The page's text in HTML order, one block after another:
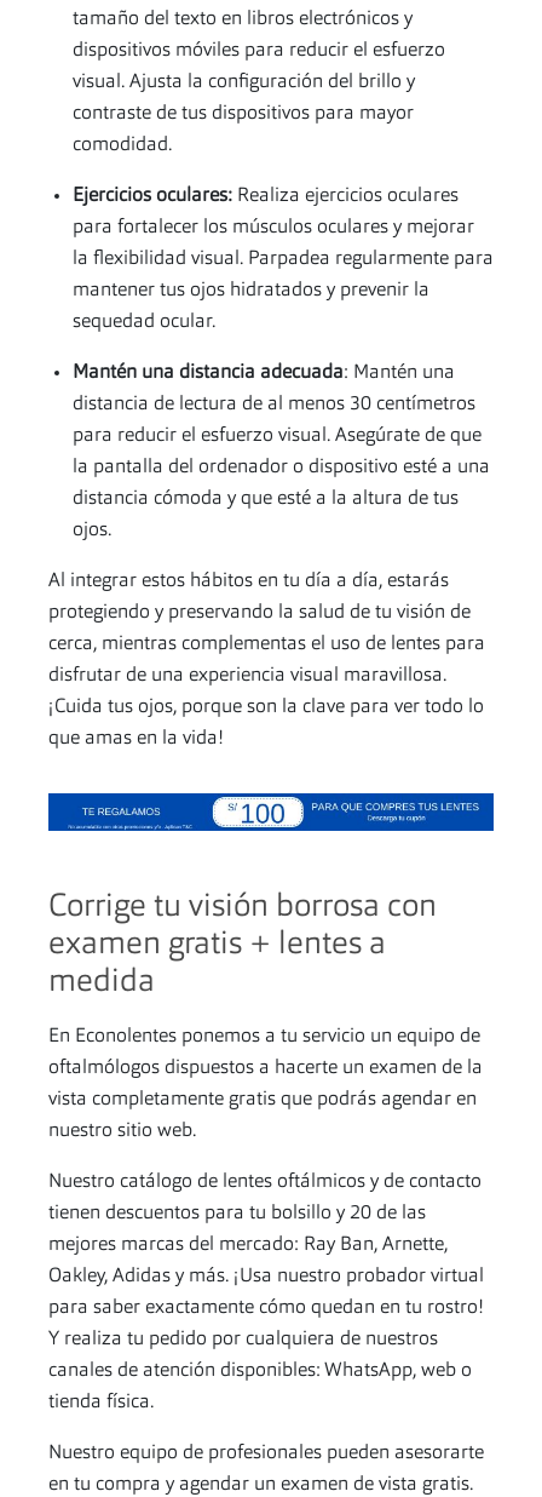
tamaño del texto en libros electrónicos y
dispositivos móviles para reducir el esfuerzo
visual. Ajusta la configuración del brillo y
contraste de tus dispositivos para mayor
comodidad.
Ejercicios oculares: Realiza ejercicios oculares
para fortalecer los músculos oculares y mejorar
la flexibilidad visual. Parpadea regularmente para
mantener tus ojos hidratados y prevenir la
sequedad ocular.
Mantén una distancia adecuada: Mantén una
distancia de lectura de al menos 30 centímetros
para reducir el esfuerzo visual. Asegúrate de que
la pantalla del ordenador o dispositivo esté a una
distancia cómoda y que esté a la altura de tus
ojos.
Al integrar estos hábitos en tu día a día, estarás
protegiendo y preservando la salud de tu visión de
cerca, mientras complementas el uso de lentes para
disfrutar de una experiencia visual maravillosa.
¡Cuida tus ojos, porque son la clave para ver todo lo
que amas en la vida!
Corrige tu visión borrosa con
examen gratis + lentes a
medida
En Econolentes ponemos a tu servicio un equipo de
oftalmólogos dispuestos a hacerte un examen de la
vista completamente gratis que podrás agendar en
nuestro sitio web.
Nuestro catálogo de lentes oftálmicos y de contacto
tienen descuentos para tu bolsillo y 20 de las
mejores marcas del mercado: Ray Ban, Arnette,
Oakley, Adidas y más. ¡Usa nuestro probador virtual
para saber exactamente cómo quedan en tu rostro!
Y realiza tu pedido por cualquiera de nuestros
canales de atención disponibles: WhatsApp, web o
tienda física.
Nuestro equipo de profesionales pueden asesorarte
en tu compra y agendar un examen de vista gratis.